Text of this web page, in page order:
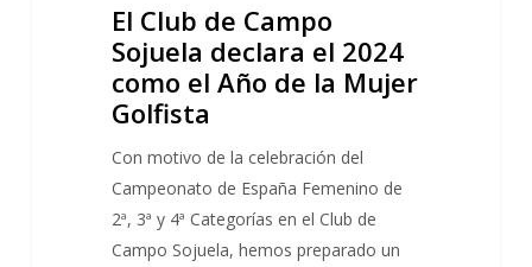
El Club de Campo
Sojuela declara el 2024
como el Año de la Mujer
Golfista
Con motivo de la celebración del
Campeonato de España Femenino de
2ª, 3ª y 4ª Categorías en el Club de
Campo Sojuela, hemos preparado un